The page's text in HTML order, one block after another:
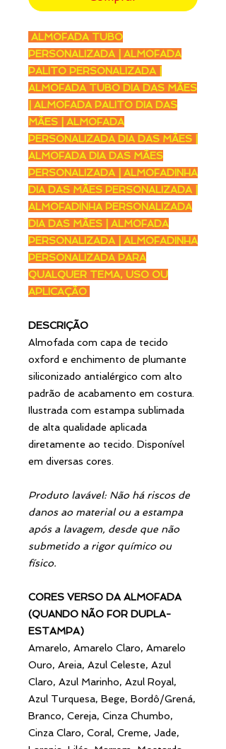
ALMOFADA TUBO
PERSONALIZADA | ALMOFADA
PALITO PERSONALIZADA |
ALMOFADA TUBO DIA DAS MÃES
| ALMOFADA PALITO DIA DAS
MÃES | ALMOFADA
PERSONALIZADA DIA DAS MÃES |
ALMOFADA DIA DAS MÃES
PERSONALIZADA | ALMOFADINHA
DIA DAS MÃES PERSONALIZADA |
ALMOFADINHA PERSONALIZADA
DIA DAS MÃES | ALMOFADA
PERSONALIZADA | ALMOFADINHA
PERSONALIZADA PARA
QUALQUER TEMA, USO OU
APLICAÇÃO
DESCRIÇÃO
Almofada com capa de tecido
oxford e enchimento de plumante
siliconizado antialérgico com alto
padrão de acabamento em costura.
Ilustrada com estampa sublimada
de alta qualidade aplicada
diretamente ao tecido. Disponível
em diversas cores.
Produto lavável: Não há riscos de
danos ao material ou a estampa
após a lavagem, desde que não
submetido a rigor químico ou
físico.
CORES VERSO DA ALMOFADA
(QUANDO NÃO FOR DUPLA-
ESTAMPA)
Amarelo, Amarelo Claro, Amarelo
Ouro, Areia, Azul Celeste, Azul
Claro, Azul Marinho, Azul Royal,
Azul Turquesa, Bege, Bordô/Grená,
Branco, Cereja, Cinza Chumbo,
Cinza Claro, Coral, Creme, Jade,